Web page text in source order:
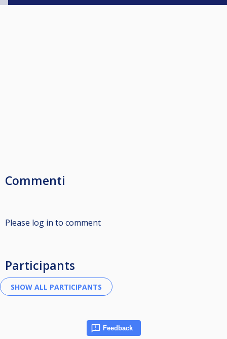
Commenti
Please log in to comment
Participants
Feedback